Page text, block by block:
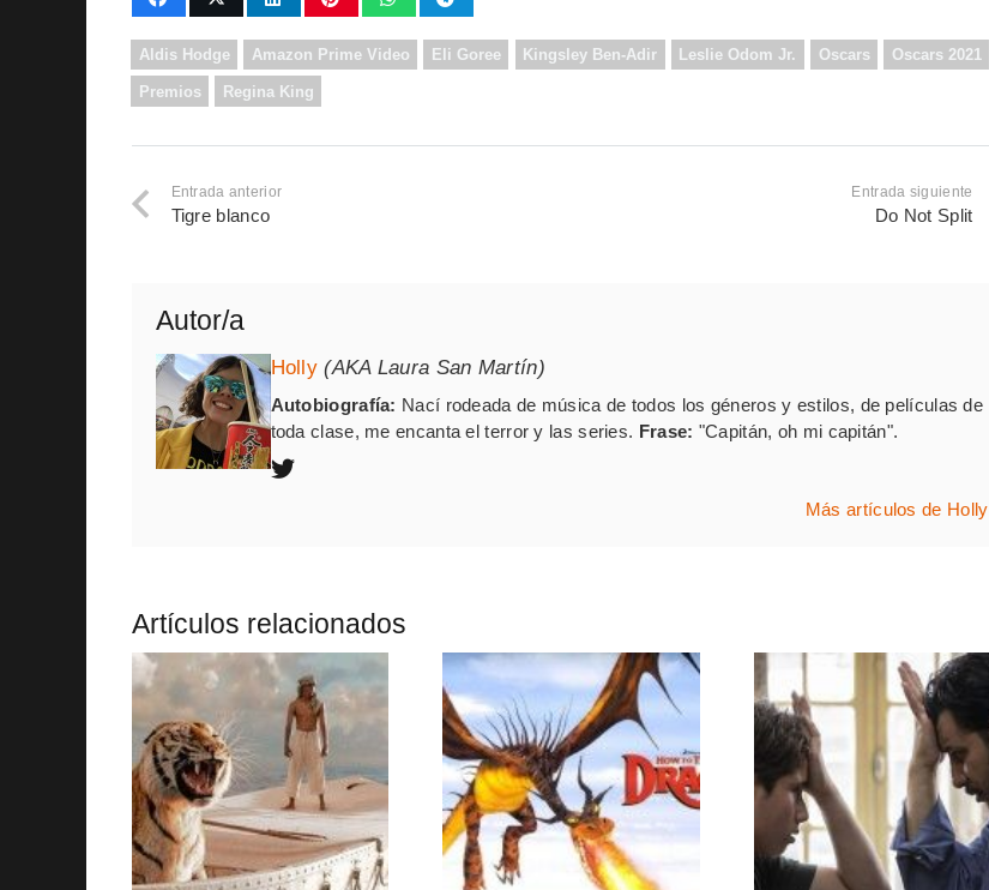
Aldis Hodge Amazon Prime Video Eli Goree Kingsley Ben-Adir Leslie Odom Jr. Oscars Oscars 2021
Premios Regina King
Entrada anterior
Tigre blanco
Entrada siguiente
Do Not Split
Autor/a
Holly (AKA Laura San Martín)
Autobiografía: Nací rodeada de música de todos los géneros y estilos, de películas de
toda clase, me encanta el terror y las series. Frase: "Capitán, oh mi capitán".
Más artículos de Holly
Artículos relacionados